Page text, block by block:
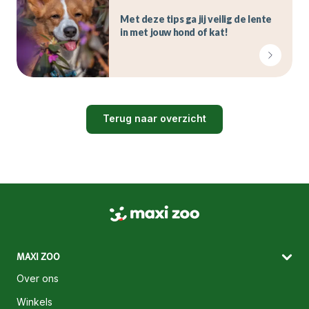
Met deze tips ga jij veilig de lente
in met jouw hond of kat!
Terug naar overzicht
MAXI ZOO
Over ons
Winkels